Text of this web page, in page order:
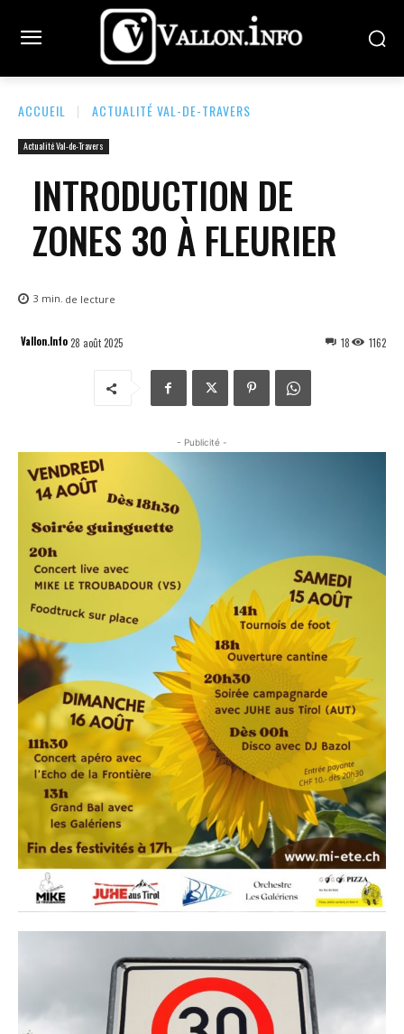
ACCUEIL ACTUALITÉ VAL-DE-TRAVERS
Actualité Val-de-Travers
INTRODUCTION DE
ZONES 30 À FLEURIER
3 min. de lecture
Vallon.Info28 août 2025 1162
18
- Publicité -